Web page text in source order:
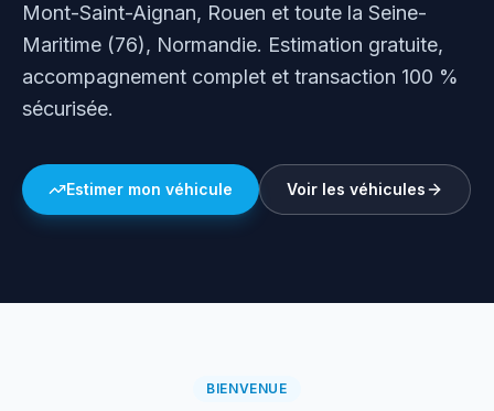
Mont-Saint-Aignan, Rouen et toute la Seine-
Maritime (76), Normandie. Estimation gratuite,
accompagnement complet et transaction 100 %
sécurisée.
Estimer mon véhicule Voir les véhicules
BIENVENUE